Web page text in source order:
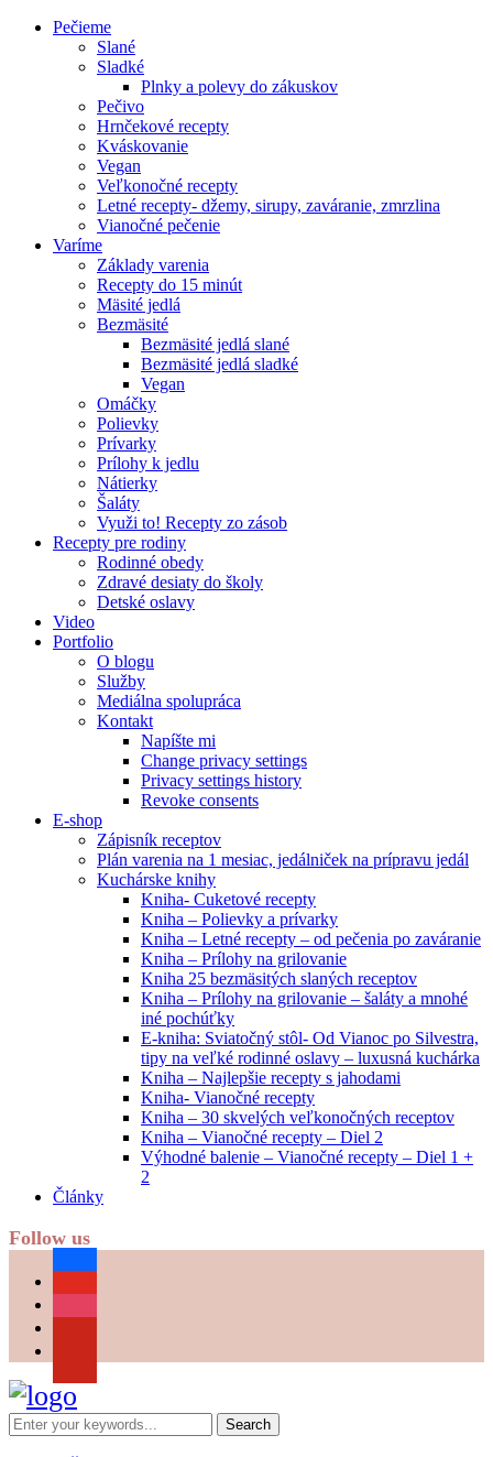
Pečieme
Slané
Sladké
Plnky a polevy do zákuskov
Pečivo
Hrnčekové recepty
Kváskovanie
Vegan
Veľkonočné recepty
Letné recepty- džemy, sirupy, zaváranie, zmrzlina
Vianočné pečenie
Varíme
Základy varenia
Recepty do 15 minút
Mäsité jedlá
Bezmäsité
Bezmäsité jedlá slané
Bezmäsité jedlá sladké
Vegan
Omáčky
Polievky
Prívarky
Prílohy k jedlu
Nátierky
Šaláty
Využi to! Recepty zo zásob
Recepty pre rodiny
Rodinné obedy
Zdravé desiaty do školy
Detské oslavy
Video
Portfolio
O blogu
Služby
Mediálna spolupráca
Kontakt
Napíšte mi
Change privacy settings
Privacy settings history
Revoke consents
E-shop
Zápisník receptov
Plán varenia na 1 mesiac, jedálniček na prípravu jedál
Kuchárske knihy
Kniha- Cuketové recepty
Kniha – Polievky a prívarky
Kniha – Letné recepty – od pečenia po zaváranie
Kniha – Prílohy na grilovanie
Kniha 25 bezmäsitých slaných receptov
Kniha – Prílohy na grilovanie – šaláty a mnohé
iné pochúťky
E-kniha: Sviatočný stôl- Od Vianoc po Silvestra,
tipy na veľké rodinné oslavy – luxusná kuchárka
Kniha – Najlepšie recepty s jahodami
Kniha- Vianočné recepty
Kniha – 30 skvelých veľkonočných receptov
Kniha – Vianočné recepty – Diel 2
Výhodné balenie – Vianočné recepty – Diel 1 +
2
Články
Follow us